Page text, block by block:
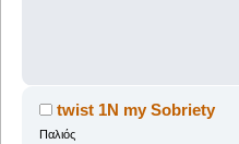
twist 1N my Sobriety
Παλιός